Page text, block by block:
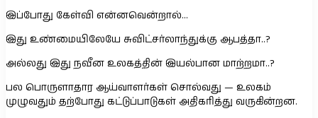
இப்போது கேள்வி என்னவென்றால்…
இது உண்மையிலேயே சுவிட்சர்லாந்துக்கு ஆபத்தா..?
அல்லது இது நவீன உலகத்தின் இயல்பான மாற்றமா..?
பல பொருளாதார ஆய்வாளர்கள் சொல்வது — உலகம்
முழுவதும் தற்போது கட்டுப்பாடுகள் அதிகரித்து வருகின்றன.